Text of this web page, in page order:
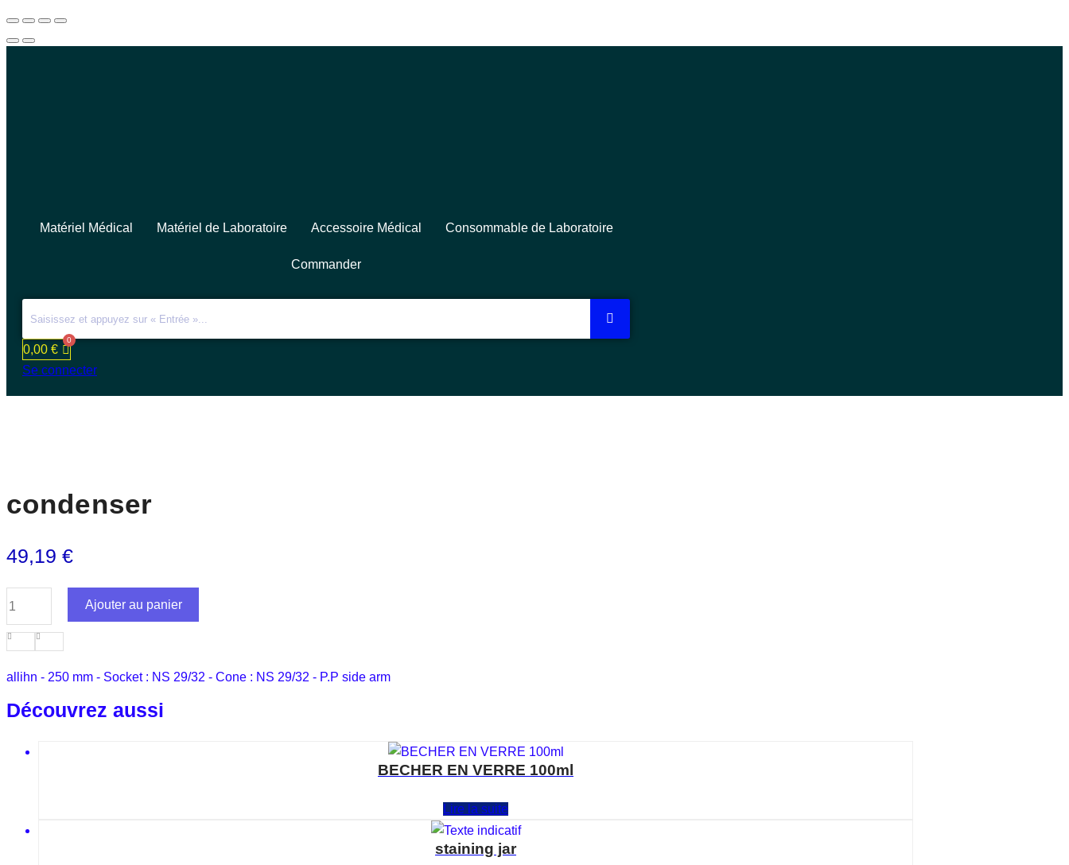
Matériel Médical Matériel de Laboratoire Accessoire Médical Consommable de Laboratoire
Commander
0,00 €
Se connecter
condenser
49,19 €
condenser
Ajouter au panier
allihn - 250 mm - Socket : NS 29/32 - Cone : NS 29/32 - P.P side arm
Découvrez aussi
BECHER EN VERRE 100ml
Lire la suite
staining jar